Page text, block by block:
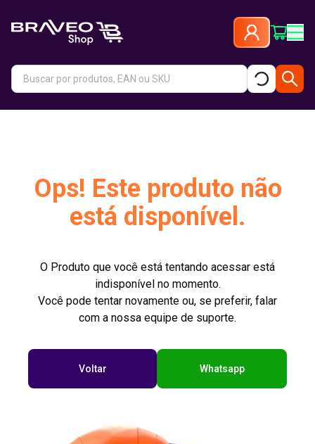
Ops! Este produto não
está disponível.
O Produto que você está tentando acessar está
indisponível no momento.
Você pode tentar novamente ou, se preferir, falar
com a nossa equipe de suporte.
Voltar Whatsapp